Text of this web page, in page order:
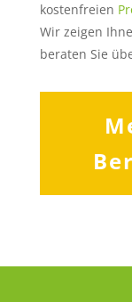
kostenfreien
Wir zeigen
beraten Sie